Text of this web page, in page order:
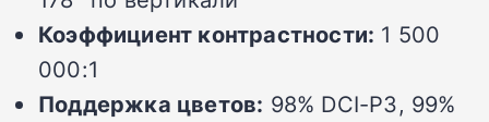
Коэффициент контрастности: 1 500
000:1
Поддержка цветов: 98% DCI-P3, 99%